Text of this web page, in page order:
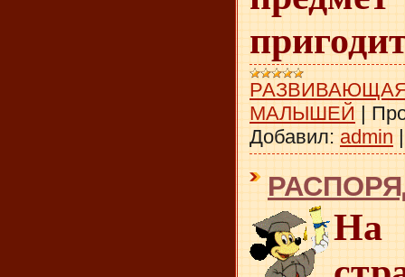
МАЛЫШЕЙ |
Добавил: admin